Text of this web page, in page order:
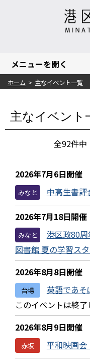
ホーム 主なイベント一覧
主なイベント
全92件
2026年7月6日開催
みなと 中高生書
2026年7月18日開催
みなと
港区政80
図書館 夏の学習スタ
2026年8月8日開催
台場
英語であそ
このイベントは終了
2026年8月9日開催
赤坂 平和映画